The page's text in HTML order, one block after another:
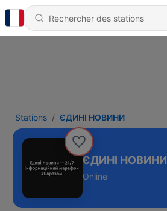
Stations ЄДИНІ НОВИНИ
ЄДИНІ НОВИНИ
Online